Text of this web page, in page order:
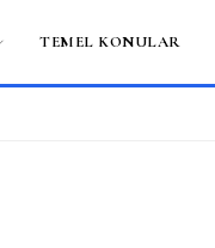
TEMEL KONULAR